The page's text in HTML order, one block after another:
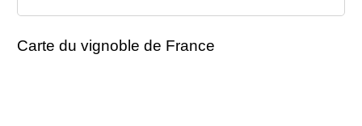
Carte du vignoble de France